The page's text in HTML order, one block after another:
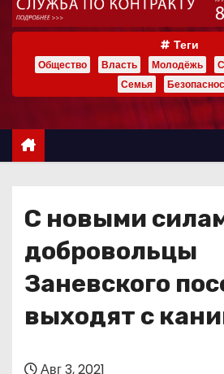
ж
Теги
Общество Власть Молодёжь
Семья
С новыми
добровольцы
Заневского
выходят с
Авг 3, 2021